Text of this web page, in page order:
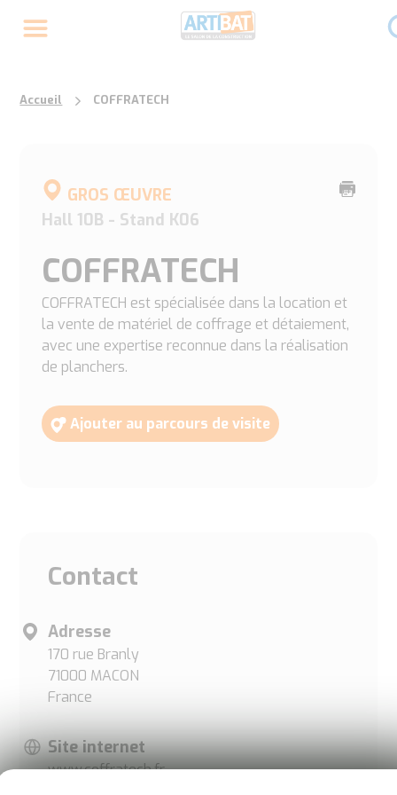
Accueil COFFRATECH
Imprimer
GROS ŒUVRE
Hall 10B - Stand K06
COFFRATECH
COFFRATECH est spécialisée dans la location et
la vente de matériel de coffrage et détaiement,
avec une expertise reconnue dans la réalisation
de planchers.
Ajouter au parcours de visite
Contact
Adresse
170 rue Branly
71000 MACON
France
Site internet
www.coffratech.fr